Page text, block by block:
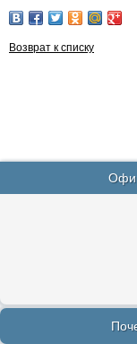
Возврат к списку